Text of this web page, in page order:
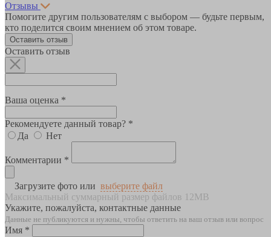
Отзывы
Помогите другим пользователям с выбором — будьте первым,
кто поделится своим мнением об этом товаре.
Оставить отзыв
Оставить отзыв
Ваша оценка *
Рекомендуете данный товар? *
Да
Нет
Комментарии *
Загрузите фото или выберите файл
Максимальный суммарный размер файлов 12MB
Укажите, пожалуйста, контактные данные
Данные не публикуются и нужны, чтобы ответить на ваш отзыв или вопрос
Имя *